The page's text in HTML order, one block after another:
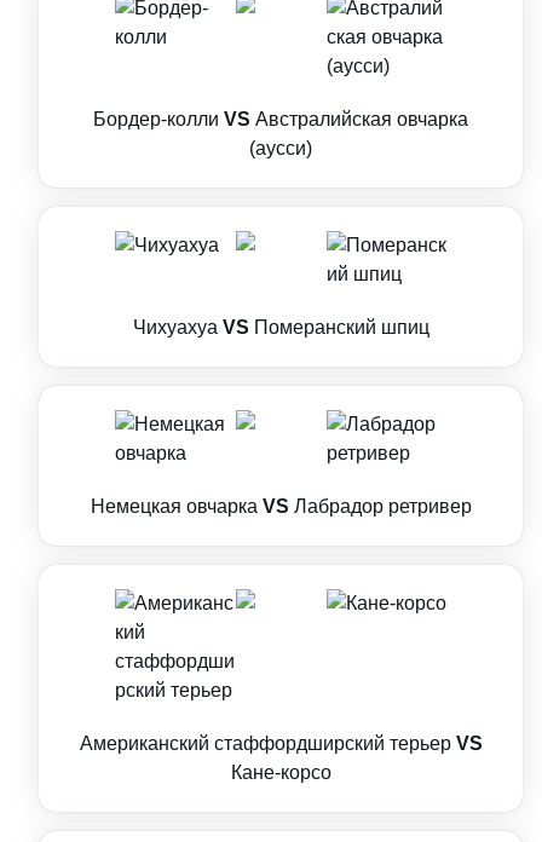
Бордер-колли VS Австралийская овчарка
(аусси)
Чихуахуа VS Померанский шпиц
Немецкая овчарка VS Лабрадор ретривер
Американский стаффордширский терьер VS
Кане-корсо